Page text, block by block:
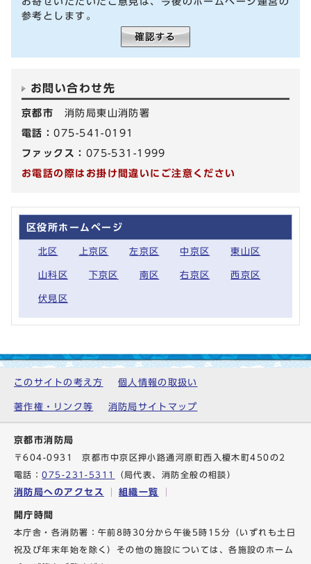
参考とします。
お問い合わせ先
京都市 消防局東山消防署
電話：075-541-0191
ファックス： 075-531-1999
お電話の際はお掛け間違いにご注意ください
区役所ホームページ
北区 上京区 左京区 中京区 東山区
山科区 下京区 南区 右京区 西京区
伏見区
このサイトの考え方 個人情報の取扱い
著作権・リンク等 消防局サイトマップ
京都市消防局
〒604-0931 京都市中京区押小路通河原町西入榎木町450の2
電話：075-231-5311 （局代表、消防全般の相談）
消防局へのアクセス 組織一覧
開庁時間
本庁舎・各消防署：午前8時30分から午後5時15分（いずれも土日
祝及び年末年始を除く）その他の施設については、各施設のホーム